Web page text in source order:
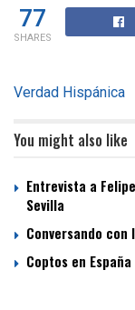
77
SHARES
Verdad Hispánica
You might also like
Entrevista a
Sevilla
Conversando
Coptos en